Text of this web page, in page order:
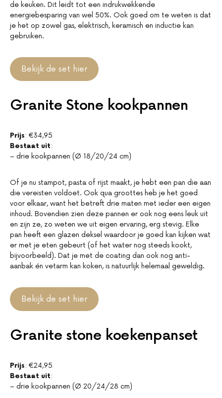
de keuken. Dit leidt tot een indrukwekkende
energiebesparing van wel 50%. Ook goed om te weten is dat
je het op zowel gas, elektrisch, keramisch en inductie kan
gebruiken.
Bekijk de set hier
Granite Stone kookpannen
Prijs: €34,95
Bestaat uit:
– drie kookpannen (Ø 18/20/24 cm)
Of je nu stampot, pasta of rijst maakt, je hebt een pan die aan
die vereisten voldoet. Ook qua groottes heb je het goed
voor elkaar, want het betreft drie maten met ieder een eigen
inhoud. Bovendien zien deze pannen er ook nog eens leuk uit
en zijn ze, zo weten we uit eigen ervaring, erg stevig. Elke
pan heeft een glazen deksel waardoor je goed kan kijken wat
er met je eten gebeurt (of het water nog steeds kookt,
bijvoorbeeld). Dat je met de coating dan ook nog anti-
aanbak én vetarm kan koken, is natuurlijk helemaal geweldig.
Bekijk de set hier
Granite stone koekenpanset
Prijs: €24,95
Bestaat uit:
– drie kookpannen (Ø 20/24/28 cm)